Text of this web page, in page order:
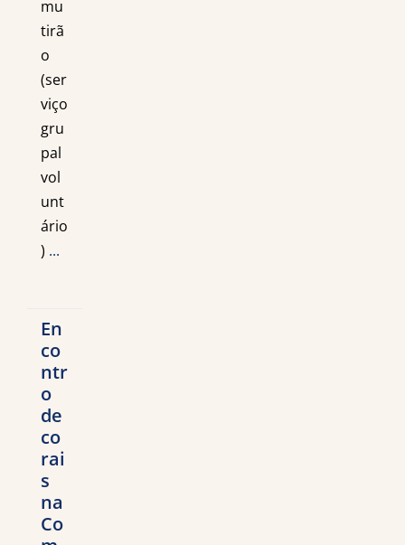
mu
tirã
o
(ser
viço
gru
pal
vol
unt
ário
) ...
En
co
ntr
o
de
co
rai
s
na
Co